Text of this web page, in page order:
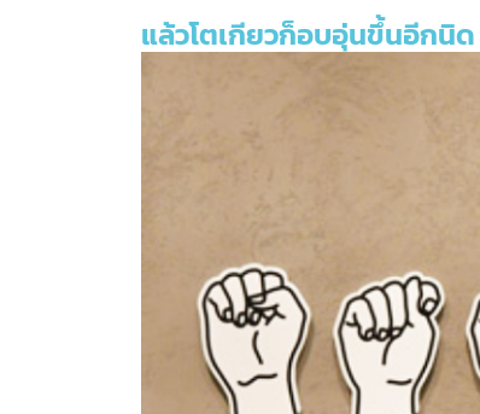
แล้วโตเกียวก็อบอุ่นขึ้นอีกนิด